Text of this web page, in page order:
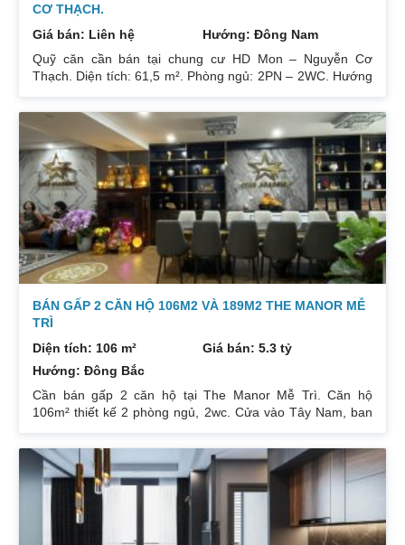
CƠ THẠCH.
Giá bán: Liên hệ
Hướng: Đông Nam
Quỹ căn cần bán tại chung cư HD Mon – Nguyễn Cơ
Thạch. Diện tích: 61,5 m². Phòng ngủ: 2PN – 2WC. Hướng
Giá: 3 tỷ. Diện tích: 67 m². Phòng ngủ: 2PN 2WC. Hướng
ban công: Đông Nam. Nội thất: Nhà full đồ đẹp, Có sổ. Giá:
3 tỷ 250. Diện tích: 86 m². Phòng ngủ: 2PN 2WC. Hướng
ban công: Tây tứ trạch. Nội thất: Nhà full đồ. Có sổ. Giá: 4
tỷ.
BÁN GẤP 2 CĂN HỘ 106M2 VÀ 189M2 THE MANOR MỄ
TRÌ
Diện tích: 106 m²
Giá bán: 5.3 tỷ
Hướng: Đông Bắc
Cần bán gấp 2 căn hộ tại The Manor Mễ Trì. Căn hộ
106m² thiết kế 2 phòng ngủ, 2wc. Cửa vào Tây Nam, ban
189m² thiết kế 3 phòng ngủ, 2wc, 2 gác xép. Nhà đang ở.
Giá bán 7,4 tỷ. Cả 2 căn chủ nhà đều để lại toàn bộ nội
thất. Xem nhà liên hệ: 0832133366